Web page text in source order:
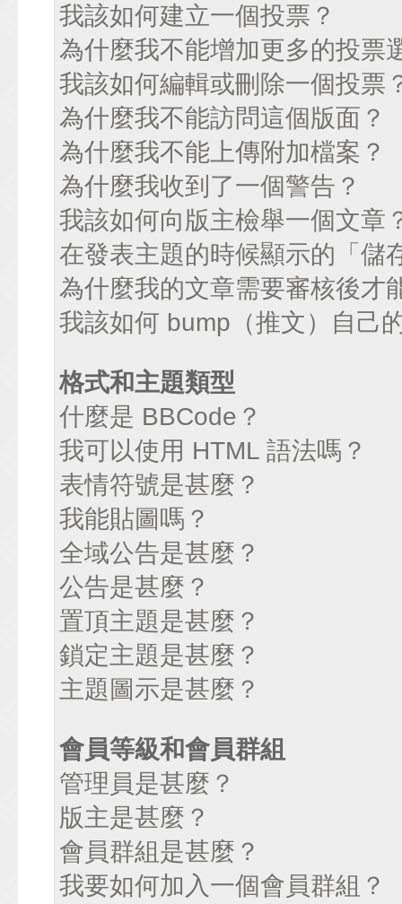
我該如何建立一個投票？
為什麼我不能增加更多的投票
我該如何編輯或刪除一個投票
為什麼我不能訪問這個版面？
為什麼我不能上傳附加檔案？
為什麼我收到了一個警告？
我該如何向版主檢舉一個文章
在發表主題的時候顯示的「儲
為什麼我的文章需要審核後才
我該如何 bump（推文）自己
格式和主題類型
什麼是 BBCode？
我可以使用 HTML 語法嗎？
表情符號是甚麼？
我能貼圖嗎？
全域公告是甚麼？
公告是甚麼？
置頂主題是甚麼？
鎖定主題是甚麼？
主題圖示是甚麼？
會員等級和會員群組
管理員是甚麼？
版主是甚麼？
會員群組是甚麼？
我要如何加入一個會員群組？